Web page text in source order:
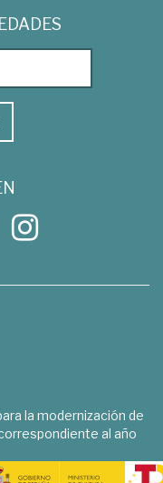
la modernización de
al año